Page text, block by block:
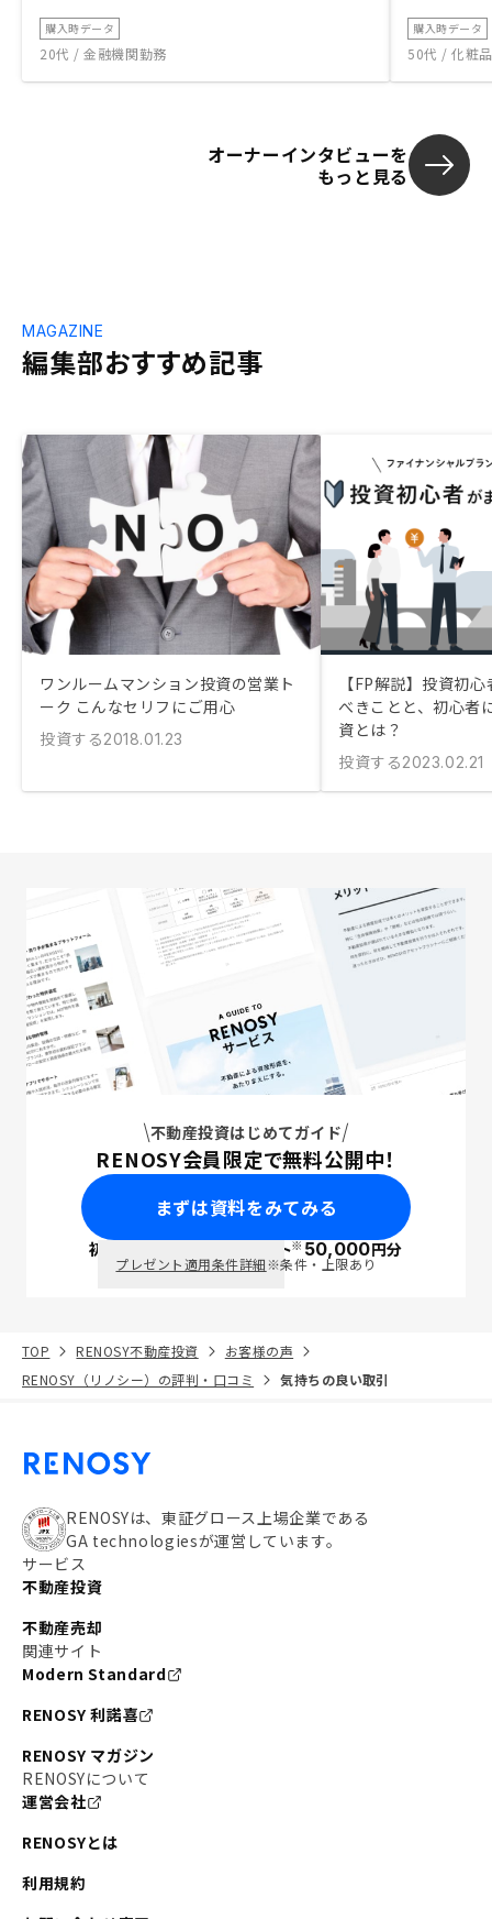
購入時データ
20代 / 金融機関勤務
購入時データ
50代 / 化粧
オーナーインタビューを
もっと見る
編集部おすすめ記事
MAGAZINE
ワンルームマンション投資の営業ト
ーク こんなセリフにご用心
投資する2018.01.23
【FP解説】投資初
べきことと、初心者
資とは？
投資する2023.02.21
不動産投資はじめてガイド
RENOSY会員限定で無料公開中！
まずは資料をみてみる
初回面談で ポイント※50,000円分
プレゼント適用条件詳細※条件・上限あり
TOP RENOSY不動産投資
お客様の声
RENOSY（リノシー）の評判・口コミ
気持ちの良い取引
RENOSYは、東証グロース上場企業である
GA technologiesが運営しています。
サービス
不動産投資
不動産売却
関連サイト
Modern Standard
RENOSY 利諾喜
RENOSY マガジン
RENOSYについて
運営会社
RENOSYとは
利用規約